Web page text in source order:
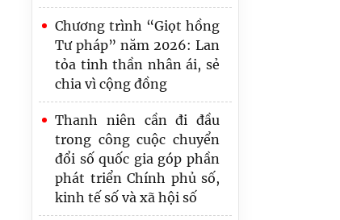
Chương trình “Giọt hồng
Tư pháp” năm 2026: Lan
tỏa tinh thần nhân ái, sẻ
chia vì cộng đồng
Thanh niên cần đi đầu
trong công cuộc chuyển
đổi số quốc gia góp phần
phát triển Chính phủ số,
kinh tế số và xã hội số
Chương trình “Giọt hồng
Tư pháp” năm 2026: Lan
tỏa tinh thần nhân ái, sẻ
chia vì cộng đồng
Viện Chiến lược và Khoa
học pháp lý tri ân người
có công, các anh hùng,
liệt sĩ tại tỉnh Bắc Ninh
Tuổi trẻ Bộ Tư pháp tri ân